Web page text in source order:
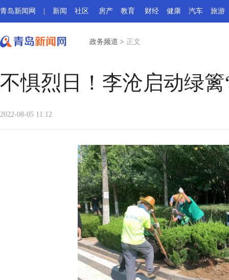
青岛新闻网 新闻 社区 房产 教育 财经 健康 汽车 旅游
政务频道 > 正文
不惧烈日！李沧启动绿
2022-08-05 11:12